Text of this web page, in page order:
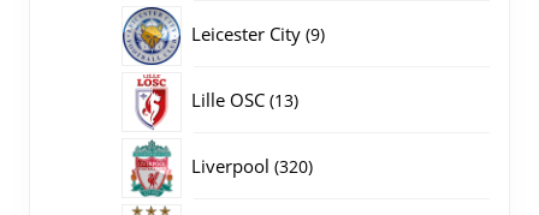
Leicester City 99
Lille OSC 1313
Liverpool 320320